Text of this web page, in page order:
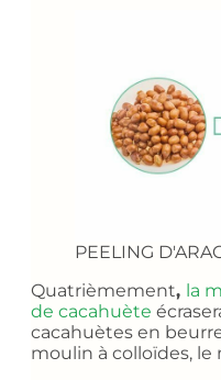
PEELING
Quatrièmement, la
de cacahuète
cacahuètes en
moulin à colloïdes, le